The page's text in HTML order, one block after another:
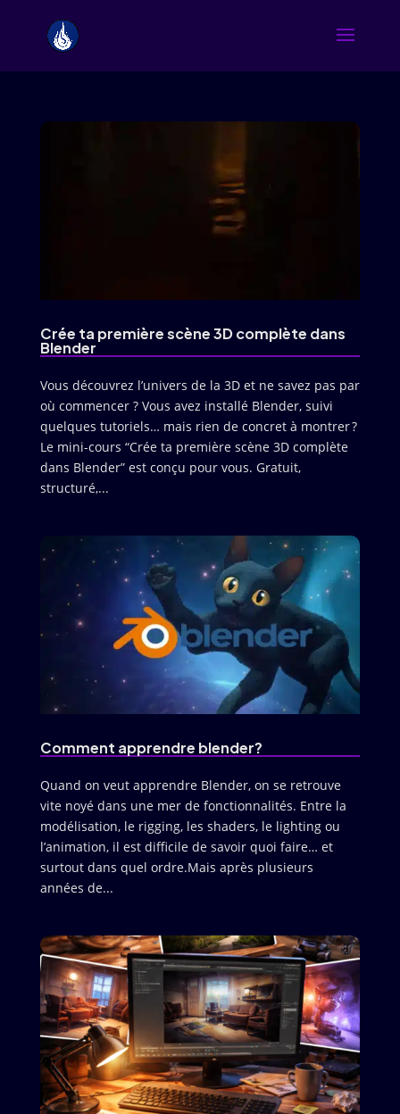
Crée ta première scène 3D complète dans
Blender
Vous découvrez l’univers de la 3D et ne savez pas par
où commencer ? Vous avez installé Blender, suivi
quelques tutoriels… mais rien de concret à montrer ?
Le mini-cours “Crée ta première scène 3D complète
dans Blender” est conçu pour vous. Gratuit,
structuré,...
Comment apprendre blender?
Quand on veut apprendre Blender, on se retrouve
vite noyé dans une mer de fonctionnalités. Entre la
modélisation, le rigging, les shaders, le lighting ou
l’animation, il est difficile de savoir quoi faire… et
surtout dans quel ordre.Mais après plusieurs
années de...